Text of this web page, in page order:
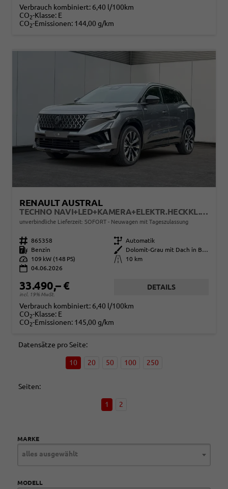
Verbrauch kombiniert: 6,40 l/100km
CO2-Klasse: E
CO2-Emissionen: 144,00 g/km
RENAULT AUSTRAL
TECHNO NAVI+LED+KAMERA+ELEKTR.HECKKL.+19"LM
unverbindliche Lieferzeit: SOFORT Neuwagen mit Tageszulassung
Fahrzeugnr. 865358 Getriebe Automatik
Kraftstoff
Benzin Außenfarbe
Dolomit-Grau mit Dach in Black-Pearl-Schwarz
Leistung
109 kW (148 PS) Kilometerstand
10 km
04.06.2026
33.490,– €
incl. 19% MwSt.
DETAILS
Verbrauch kombiniert: 6,40 l/100km
CO2-Klasse: E
CO2-Emissionen: 145,00 g/km
Datensätze pro Seite:
10 20 50 100 250
Seiten:
1 2
MARKE
alles ausgewählt
MODELL